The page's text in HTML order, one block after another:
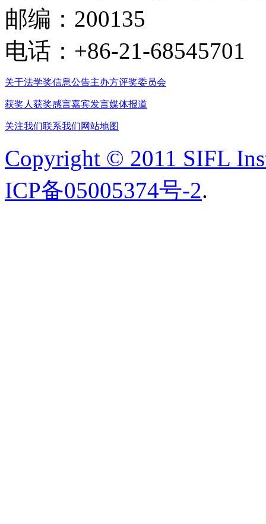
邮编：200135
电话：+86-21-68545701
关于法学奖信息公告主办方评奖委员会
获奖人 获奖感言嘉宾发言媒体报道
关注我们联系我们网站地图
Copyright © 2011 SIFL
ICP备05005374号-2.